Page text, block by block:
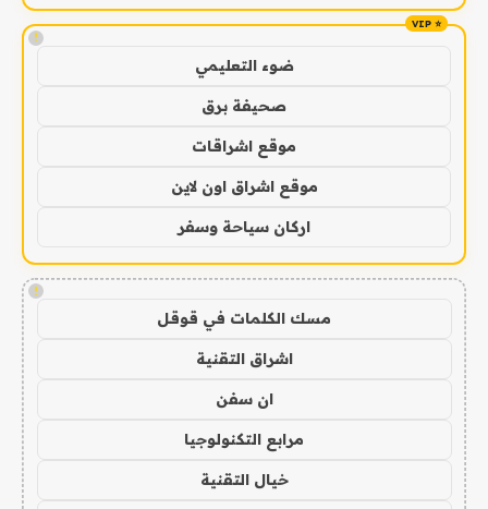
!
ضوء التعليمي
صحيفة برق
موقع اشراقات
موقع اشراق اون لاين
اركان سياحة وسفر
!
مسك الكلمات في قوقل
اشراق التقنية
ان سفن
مرابع التكنولوجيا
خيال التقنية